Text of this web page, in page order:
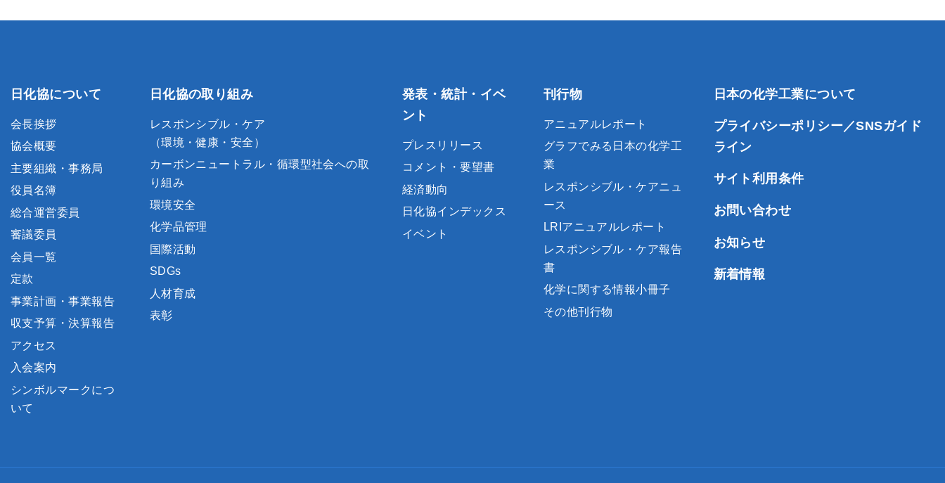
日化協について
会長挨拶
協会概要
主要組織・事務局
役員名簿
総合運営委員
審議委員
会員一覧
定款
事業計画・事業報告
収支予算・決算報告
アクセス
入会案内
シンボルマークにつ
いて
日化協の取り組み
レスポンシブル・ケア
（環境・健康・安全）
カーボンニュートラル・循環型社会への取
り組み
環境安全
化学品管理
国際活動
SDGs
人材育成
表彰
発表・統計・イベ
ント
プレスリリース
コメント・要望書
経済動向
日化協インデックス
イベント
刊行物
アニュアルレポート
グラフでみる日本の化学工
業
レスポンシブル・ケアニュ
ース
LRIアニュアルレポート
レスポンシブル・ケア報告
書
化学に関する情報小冊子
その他刊行物
日本の化学工業について
プライバシーポリシー／SNSガイド
ライン
サイト利用条件
お問い合わせ
お知らせ
新着情報